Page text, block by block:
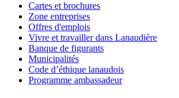
Cartes et brochures
Zone entreprises
Offres d'emplois
Vivre et travailler dans Lanaudière
Banque de figurants
Municipalités
Code d’éthique lanaudois
Programme ambassadeur